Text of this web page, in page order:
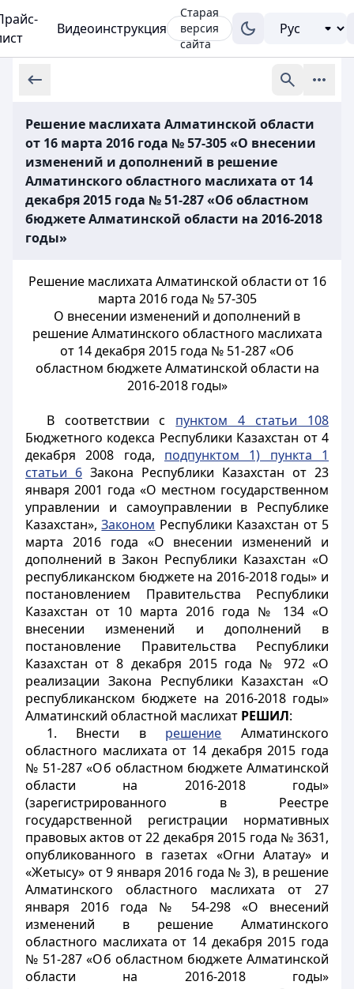
Видеоинструкция
Старая
версия
сайта
Решение маслихата Алматинской области
от 16 марта 2016 года № 57-305 «О внесении
изменений и дополнений в решение
Алматинского областного маслихата от 14
декабря 2015 года № 51-287 «Об областном
бюджете Алматинской области на 2016-2018
годы»
Решение маслихата Алматинской области от 16
марта 2016 года № 57-305
О внесении изменений и дополнений в
решение Алматинского областного маслихата
от 14 декабря 2015 года № 51-287 «Об
областном бюджете Алматинской области на
2016-2018 годы»
В соответствии с пунктом 4 статьи 108
Бюджетного кодекса Республики Казахстан от 4
декабря 2008 года, подпунктом 1) пункта 1
статьи 6 Закона Республики Казахстан от 23
января 2001 года «О местном государственном
управлении и самоуправлении в Республике
Казахстан»,Законом Республики Казахстан от 5
марта 2016 года «О внесении изменений и
дополнений в Закон Республики Казахстан «О
республиканском бюджете на 2016-2018 годы» и
постановлением Правительства Республики
Казахстан от 10 марта 2016 года № 134 «О
внесении изменений и дополнений в
постановление Правительства Республики
Казахстан от 8 декабря 2015 года № 972 «О
реализации Закона Республики Казахстан «О
республиканском бюджете на 2016-2018 годы»
Алматинский областной маслихат РЕШИЛ:
1. Внести в решение Алматинского
областного маслихата от 14 декабря 2015 года
№ 51-287 «Об областном бюджете Алматинской
области на 2016-2018 годы»
(зарегистрированного в Реестре
государственной регистрации нормативных
правовых актов от 22 декабря 2015 года № 3631,
опубликованного в газетах «Огни Алатау» и
«Жетысу» от 9 января 2016 года № 3), в решение
Алматинского областного маслихата от 27
января 2016 года № 54-298 «О внесений
изменений в решение Алматинского
областного маслихата от 14 декабря 2015 года
№ 51-287 «Об областном бюджете Алматинской
области на 2016-2018 годы»